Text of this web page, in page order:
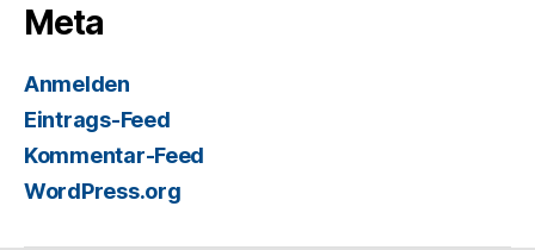
Meta
Anmelden
Eintrags-Feed
Kommentar-Feed
WordPress.org